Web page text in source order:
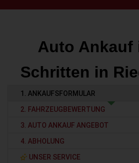
Auto Ankauf
Schritten in
1. ANKAUFSFORMULAR
2. FAHRZEUGBEWERTUNG
3. AUTO ANKAUF ANGEBOT
4. ABHOLUNG
UNSER SERVICE